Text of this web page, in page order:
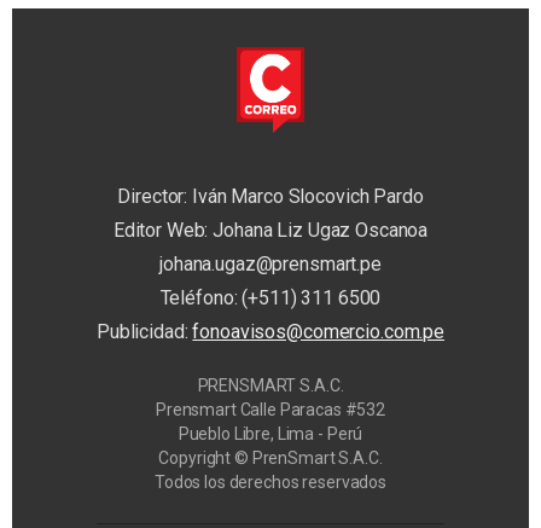
Director: Iván Marco Slocovich Pardo
Editor Web: Johana Liz Ugaz Oscanoa
johana.ugaz@prensmart.pe
Teléfono: (+511) 311 6500
Publicidad:fonoavisos@comercio.com.pe
PRENSMART S.A.C.
Prensmart Calle Paracas #532
Pueblo Libre, Lima - Perú
Copyright © PrenSmart S.A.C.
Todos los derechos reservados